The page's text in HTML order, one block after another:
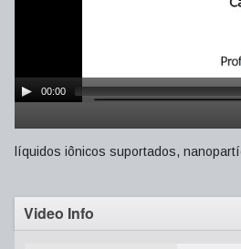
00:00
líquidos iônicos suportados,
Video Info